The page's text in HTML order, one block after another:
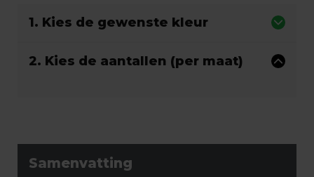
1. Kies de gewenste kleur
2. Kies de aantallen (per maat)
Samenvatting